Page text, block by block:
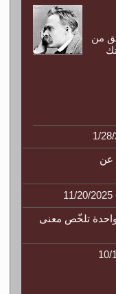
من
عن
-
تلخّص معنى